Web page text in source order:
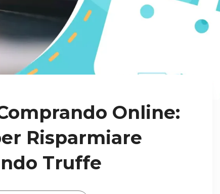
Online:
Risparmiare
Truffe